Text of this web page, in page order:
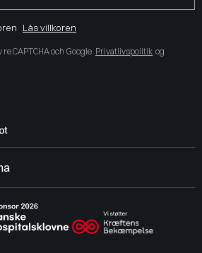
Läs villkoren
och Google Privatlivspolitik og